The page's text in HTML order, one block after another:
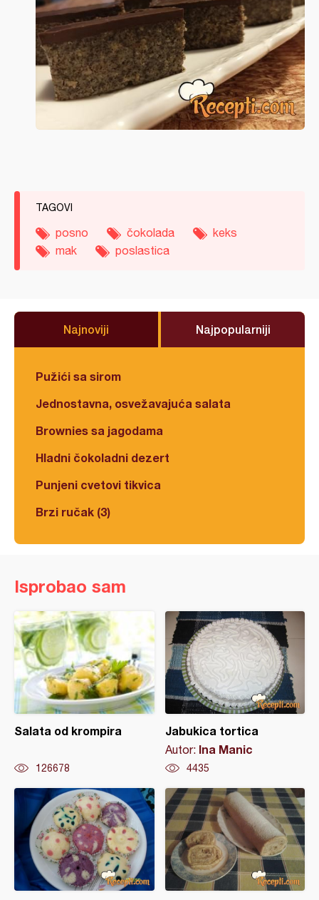
TAGOVI
posno čokolada
keks
mak
poslastica
Najnoviji Najpopularniji
Pužići sa sirom
Jednostavna, osvežavajuća salata
Brownies sa jagodama
Hladni čokoladni dezert
Punjeni cvetovi tikvica
Brzi ručak (3)
Isprobao sam
Salata od krompira
126678
Jabukica tortica
Autor: Ina Manic
4435